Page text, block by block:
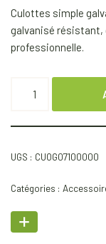
Culottes simple
galvanisé résistant,
professionnelle.
UGS : CUOG07100000
Catégories :